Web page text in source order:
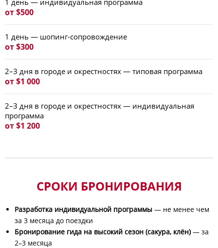
1 день — индивидуальная программа
от $500
1 день — шопинг-сопровождение
от $300
2–3 дня в городе и окрестностях — типовая программа
от $1 000
2–3 дня в городе и окрестностях — индивидуальная
программа
от $1 200
СРОКИ БРОНИРОВАНИЯ
Разработка индивидуальной программы — не менее чем
за 3 месяца до поездки
Бронирование гида на высокий сезон (сакура, клён)— за
2–3 месяца